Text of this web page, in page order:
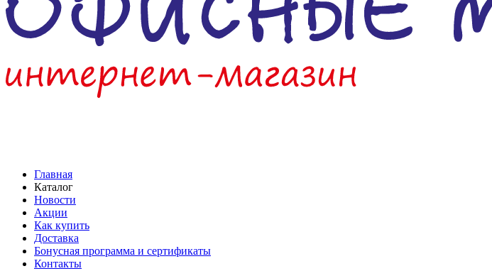
Главная
Каталог
Новости
Акции
Как купить
Доставка
Бонусная программа и сертификаты
Контакты